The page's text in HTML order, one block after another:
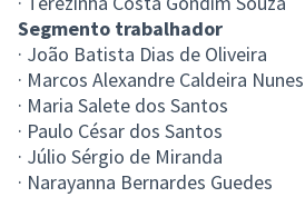
Segmento trabalhador
· João Batista Dias de Oliveira
· Marcos Alexandre Caldeira Nunes
· Maria Salete dos Santos
· Paulo César dos Santos
· Júlio Sérgio de Miranda
· Narayanna Bernardes Guedes